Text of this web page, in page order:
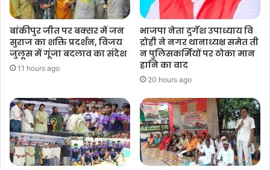
बांकीपुर जीत पर बक्सर में जन
सुराज का शक्ति प्रदर्शन, विजय
जुलूस में गूंजा बदलाव का संदेश
11 hours ago
भाजपा नेता दुर्गेश उपाध्याय वि
द्रोही ने नगर थानाध्यक्ष समेत ती
न पुलिसकर्मियों पर ठोका मान
हानि का वाद
20 hours ago